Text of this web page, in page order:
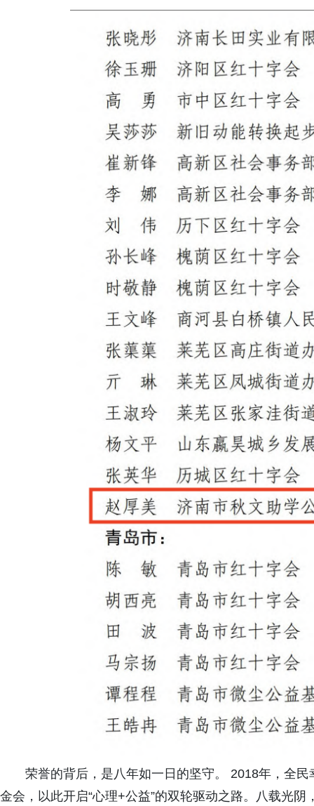
荣誉的背后，是八年如一日的坚守。 2018年，全
金会，以此开启“心理+公益”的双轮驱动之路。八载光